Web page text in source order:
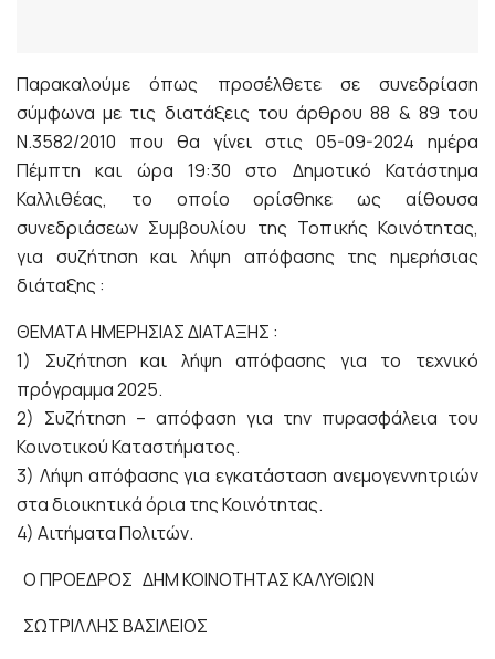
Παρακαλούμε όπως προσέλθετε σε συνεδρίαση
σύμφωνα με τις διατάξεις του άρθρου 88 & 89 του
Ν.3582/2010 που θα γίνει στις 05-09-2024 ημέρα
Πέμπτη και ώρα 19:30 στο Δημοτικό Κατάστημα
Καλλιθέας, το οποίο ορίσθηκε ως αίθουσα
συνεδριάσεων Συμβουλίου της Τοπικής Κοινότητας,
για συζήτηση και λήψη απόφασης της ημερήσιας
διάταξης :
ΘΕΜΑΤΑ ΗΜΕΡΗΣΙΑΣ ΔΙΑΤΑΞΗΣ :
1) Συζήτηση και λήψη απόφασης για το τεχνικό
πρόγραμμα 2025.
2) Συζήτηση – απόφαση για την πυρασφάλεια του
Κοινοτικού Καταστήματος.
3) Λήψη απόφασης για εγκατάσταση ανεμογεννητριών
στα διοικητικά όρια της Κοινότητας.
4) Αιτήματα Πολιτών.
Ο ΠΡΟΕΔΡΟΣ ΔΗΜ ΚΟΙΝΟΤΗΤΑΣ ΚΑΛΥΘΙΩΝ
ΣΩΤΡΙΛΛΗΣ ΒΑΣΙΛΕΙΟΣ